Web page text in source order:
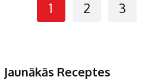
1 2 3
Jaunākās Receptes